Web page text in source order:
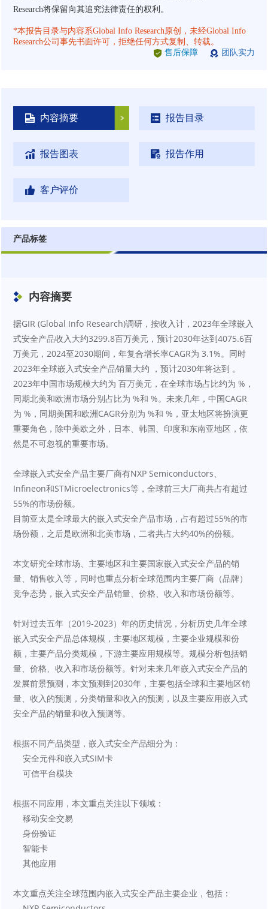
Research将保留向其追究法律责任的权利。
*本报告目录与内容系Global Info Research原创，未经Global Info
Research公司事先书面许可，拒绝任何方式复制、转载。
售后保障
团队实力
内容摘要 报告目录
报告图表 报告作用
客户评价
产品标签
内容摘要
据GIR (Global Info Research)调研，按收入计，2023年全球嵌入
式安全产品收入大约3299.8百万美元，预计2030年达到4075.6百
万美元，2024至2030期间，年复合增长率CAGR为 3.1%。同时
2023年全球嵌入式安全产品销量大约 ，预计2030年将达到 。
2023年中国市场规模大约为 百万美元，在全球市场占比约为 %，
同期北美和欧洲市场分别占比为 %和 %。未来几年，中国CAGR
为 %，同期美国和欧洲CAGR分别为 %和 %，亚太地区将扮演更
重要角色，除中美欧之外，日本、韩国、印度和东南亚地区，依
然是不可忽视的重要市场。
全球嵌入式安全产品主要厂商有NXP Semiconductors、
Infineon和STMicroelectronics等，全球前三大厂商共占有超过
55%的市场份额。
目前亚太是全球最大的嵌入式安全产品市场，占有超过55%的市
场份额，之后是欧洲和北美市场，二者共占大约40%的份额。
本文研究全球市场、主要地区和主要国家嵌入式安全产品的销
量、销售收入等，同时也重点分析全球范围内主要厂商（品牌）
竞争态势，嵌入式安全产品销量、价格、收入和市场份额等。
针对过去五年（2019-2023）年的历史情况，分析历史几年全球
嵌入式安全产品总体规模，主要地区规模，主要企业规模和份
额，主要产品分类规模，下游主要应用规模等。规模分析包括销
量、价格、收入和市场份额等。针对未来几年嵌入式安全产品的
发展前景预测，本文预测到2030年，主要包括全球和主要地区销
量、收入的预测，分类销量和收入的预测，以及主要应用嵌入式
安全产品的销量和收入预测等。
根据不同产品类型，嵌入式安全产品细分为：
    安全元件和嵌入式SIM卡
    可信平台模块
根据不同应用，本文重点关注以下领域：
    移动安全交易
    身份验证
    智能卡
    其他应用
本文重点关注全球范围内嵌入式安全产品主要企业，包括：